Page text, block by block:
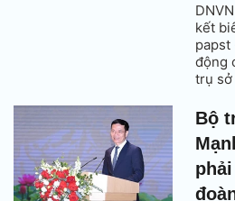
kết
papst
động
trụ
Bộ